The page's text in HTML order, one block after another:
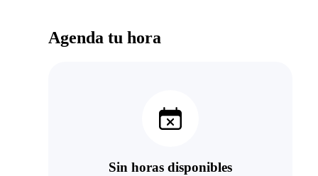
Agenda tu hora
Sin horas disponibles